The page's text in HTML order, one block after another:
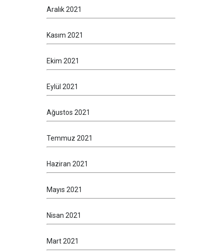
Aralık 2021
Kasım 2021
Ekim 2021
Eylül 2021
Ağustos 2021
Temmuz 2021
Haziran 2021
Mayıs 2021
Nisan 2021
Mart 2021